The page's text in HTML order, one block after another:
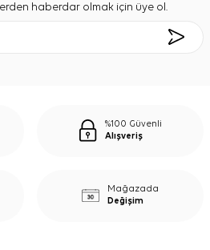
haberdar olmak için üye ol.
%100 Güvenli
Alışveriş
Mağazada
Değişim